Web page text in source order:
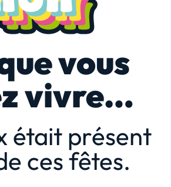
vous
vivre…
était présent
ces fêtes.